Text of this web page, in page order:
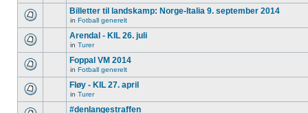
Billetter til landskamp: Norge-Italia 9. september 2014
in Fotball generelt
Arendal - KIL 26. juli
in Turer
Foppal VM 2014
in Fotball generelt
Fløy - KIL 27. april
in Turer
#denlangestraffen